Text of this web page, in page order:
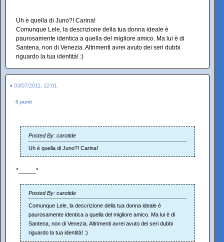
Uh è quella di Juno?! Carina!
Comunque Lele, la descrizione della tua donna ideale è
paurosamente identica a quella del migliore amico. Ma lui è di
Santena, non di Venezia. Altrimenti avrei avuto dei seri dubbi
riguardo la tua identità! :)
- 03/07/2011, 12:01
0 punti
Posted By: carotide
Uh è quella di Juno?! Carina!
*_____*
Posted By: carotide
Comunque Lele, la descrizione della tua donna ideale è
paurosamente identica a quella del migliore amico. Ma lui è di
Santena, non di Venezia. Altrimenti avrei avuto dei seri dubbi
riguardo la tua identità! :)